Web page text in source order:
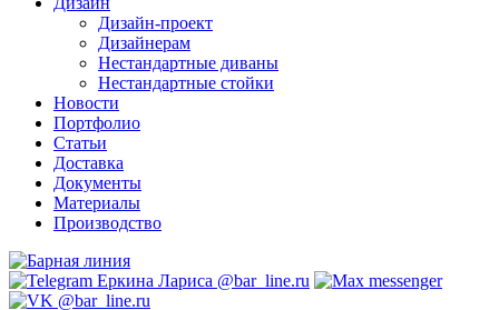
Дизайн-проект
Дизайнерам
Нестандартные диваны
Нестандартные стойки
Новости
Портфолио
Статьи
Доставка
Документы
Материалы
Производство